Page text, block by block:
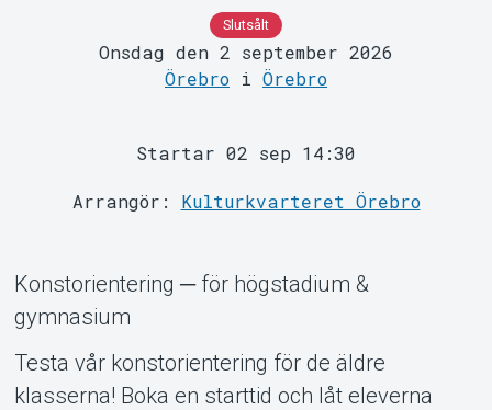
Support
Om Tickster
Slutsålt
Onsdag den 2 september 2026
Örebro i Örebro
Startar 02 sep 14:30
Arrangör: Kulturkvarteret Örebro
Konstorientering ─ för högstadium &
gymnasium
Testa vår konstorientering för de äldre
klasserna! Boka en starttid och låt eleverna